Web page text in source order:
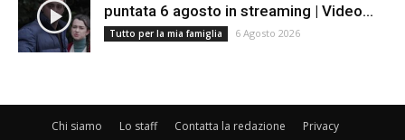
puntata 6 agosto in streaming | Video...
Tutto per la mia famiglia 6 Agosto 2026
Chi siamo Lo staff Contatta la redazione
Privacy